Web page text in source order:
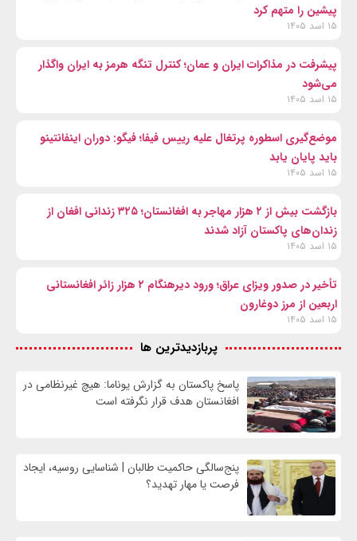
پیشین را متهم کرد
۱۵ اسد ۱۴۰۵
پیشرفت در مذاکرات ایران و عمان؛ کنترل تنگه هرمز به ایران واگذار
می‌شود
۱۵ اسد ۱۴۰۵
موضع‌گیری اسطوره پرتغال علیه رییس فیفا؛ فیگو: دوران اینفانتینو
باید پایان یابد
۱۵ اسد ۱۴۰۵
بازگشت بیش از ۲ هزار مهاجر به افغانستان؛ ۳۲۵ زندانی افغان از
زندان‌های پاکستان آزاد شدند
۱۵ اسد ۱۴۰۵
تأخیر در صدور ویزای عراق؛ ورود دیرهنگام ۲ هزار زائر افغانستانی
اربعین از مرز دوغارون
۱۵ اسد ۱۴۰۵
پربازدیدترین ها
پاسخ پاکستان به گزارش یوناما: هیچ غیرنظامی در
افغانستان هدف قرار نگرفته است
پنج‌سالگی حاکمیت طالبان | شناسایی روسیه، ایجاد
فرصت‌ یا مهار تهدید؟